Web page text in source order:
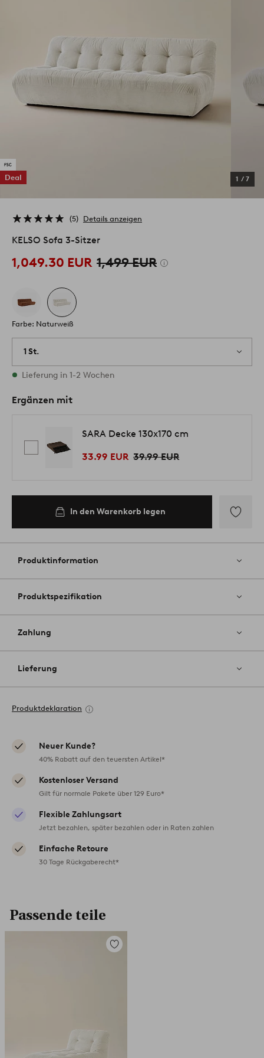
Deal 1 / 7
5 Details anzeigen
KELSO Sofa 3-Sitzer
1,049.30 EUR 1,499 EUR
Farbe: Naturweiß
1 St.
Vorrätig
Lieferung in 1-2 Wochen
Ergänzen mit
SARA Decke 130x170 cm
33.99 EUR 39.99 EUR
In den Warenkorb legen
Favoriten
Produktinformation
Produktspezifikation
Zahlung
Lieferung
Produktdeklaration
Neuer Kunde?
40% Rabatt auf den teuersten Artikel*
Kostenloser Versand
Gilt für normale Pakete über 129 Euro*
Flexible Zahlungsart
Jetzt bezahlen, später bezahlen oder in Raten zahlen
Einfache Retoure
30 Tage Rückgaberecht*
Passende teile
Zu